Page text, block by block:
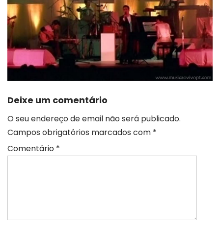
Deixe um comentário
O seu endereço de email não será publicado.
Campos obrigatórios marcados com *
Comentário *